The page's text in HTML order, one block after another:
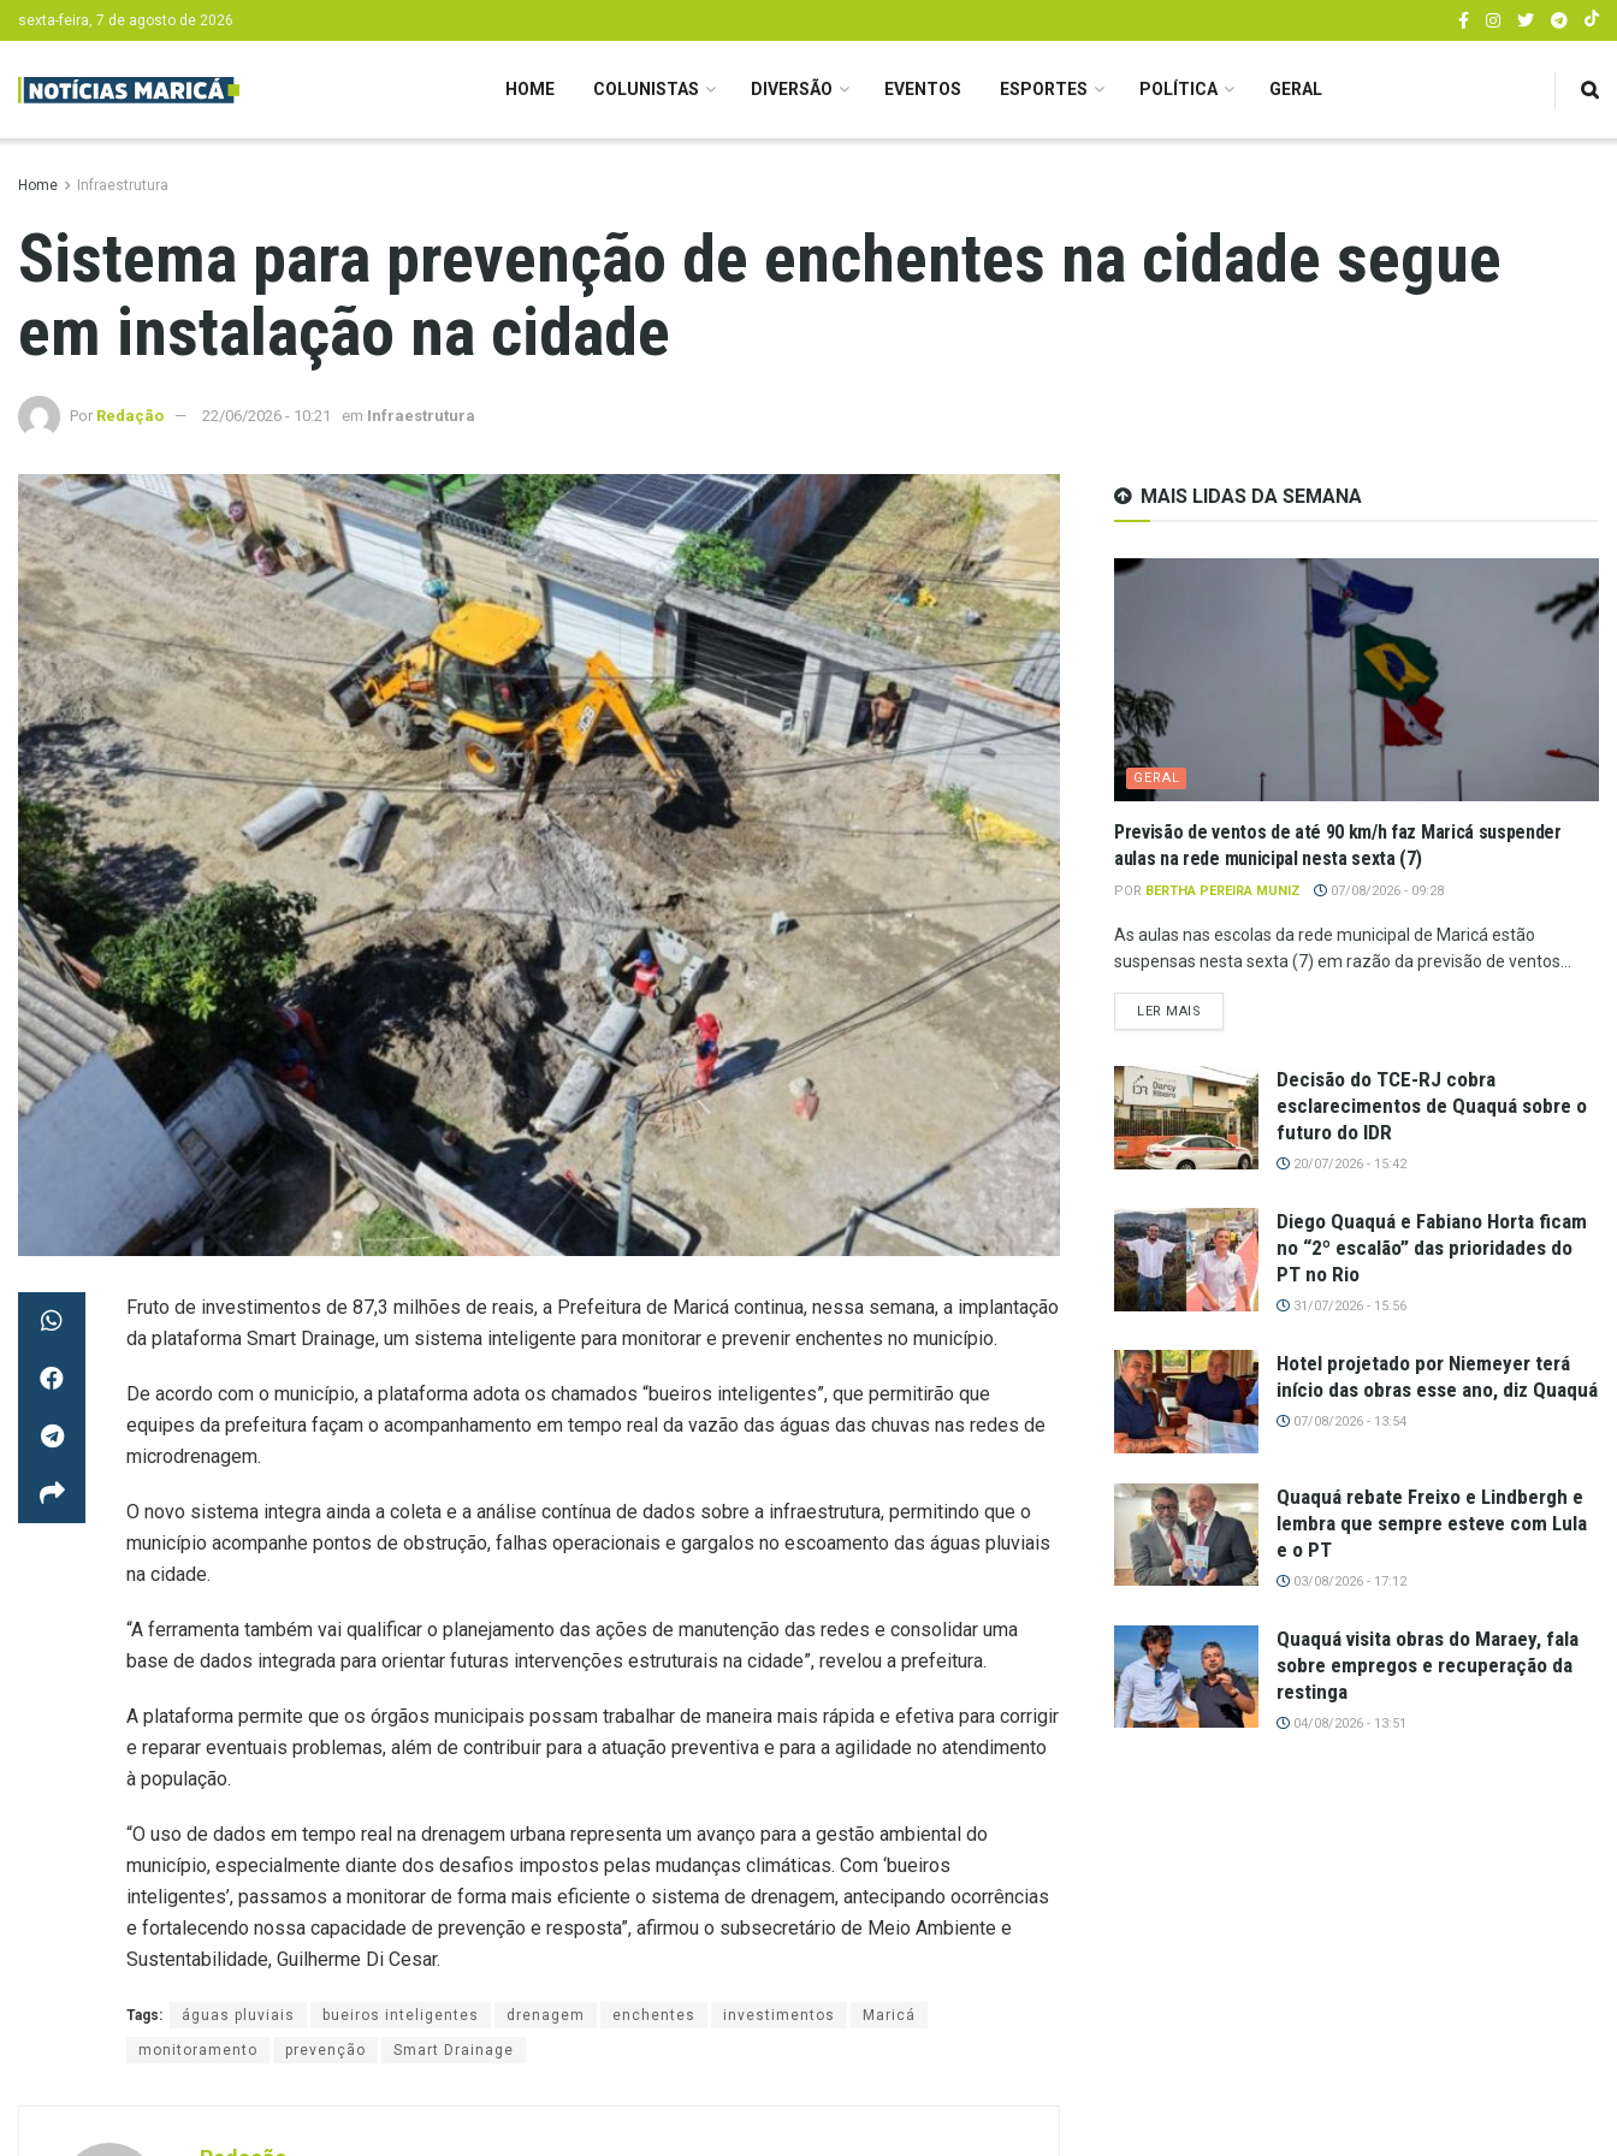
sexta-feira, 7 de agosto de 2026
HOME COLUNISTAS DIVERSÃO EVENTOS ESPORTES POLÍTICA GERAL
Home Infraestrutura
Sistema para prevenção de enchentes na cidade segue
em instalação na cidade
Por Redação 22/06/2026 - 10:21 em Infraestrutura
Fruto de investimentos de 87,3 milhões de reais, a Prefeitura de Maricá continua, nessa semana, a implantação
da plataforma Smart Drainage, um sistema inteligente para monitorar e prevenir enchentes no município.
De acordo com o município, a plataforma adota os chamados “bueiros inteligentes”, que permitirão que
equipes da prefeitura façam o acompanhamento em tempo real da vazão das águas das chuvas nas redes de
microdrenagem.
O novo sistema integra ainda a coleta e a análise contínua de dados sobre a infraestrutura, permitindo que o
município acompanhe pontos de obstrução, falhas operacionais e gargalos no escoamento das águas pluviais
na cidade.
“A ferramenta também vai qualificar o planejamento das ações de manutenção das redes e consolidar uma
base de dados integrada para orientar futuras intervenções estruturais na cidade”, revelou a prefeitura.
A plataforma permite que os órgãos municipais possam trabalhar de maneira mais rápida e efetiva para corrigir
e reparar eventuais problemas, além de contribuir para a atuação preventiva e para a agilidade no atendimento
à população.
“O uso de dados em tempo real na drenagem urbana representa um avanço para a gestão ambiental do
município, especialmente diante dos desafios impostos pelas mudanças climáticas. Com ‘bueiros
inteligentes’, passamos a monitorar de forma mais eficiente o sistema de drenagem, antecipando ocorrências
e fortalecendo nossa capacidade de prevenção e resposta”, afirmou o subsecretário de Meio Ambiente e
Sustentabilidade, Guilherme Di Cesar.
Tags: águas pluviais bueiros inteligentes drenagem enchentes investimentos Maricá
monitoramento prevenção Smart Drainage
MAIS LIDAS DA SEMANA
GERAL
Previsão de ventos de até 90 km/h faz Maricá suspender
aulas na rede municipal nesta sexta (7)
POR BERTHA PEREIRA MUNIZ 07/08/2026 - 09:28
As aulas nas escolas da rede municipal de Maricá estão
suspensas nesta sexta (7) em razão da previsão de ventos...
LER MAIS
Decisão do TCE-RJ cobra
esclarecimentos de Quaquá sobre o
futuro do IDR
20/07/2026 - 15:42
Diego Quaquá e Fabiano Horta ficam
no “2º escalão” das prioridades do
PT no Rio
31/07/2026 - 15:56
Hotel projetado por Niemeyer terá
início das obras esse ano, diz Quaquá
07/08/2026 - 13:54
Quaquá rebate Freixo e Lindbergh e
lembra que sempre esteve com Lula
e o PT
03/08/2026 - 17:12
Quaquá visita obras do Maraey, fala
sobre empregos e recuperação da
restinga
04/08/2026 - 13:51